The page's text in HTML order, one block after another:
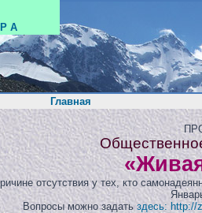
А
Главная
отсутствия у тех, кто
Вопросы можно задать здесь: http://